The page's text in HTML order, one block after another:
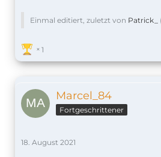
Einmal editiert, zuletzt von Patrick_
1
Marcel_84
Fortgeschrittener
18. August 2021